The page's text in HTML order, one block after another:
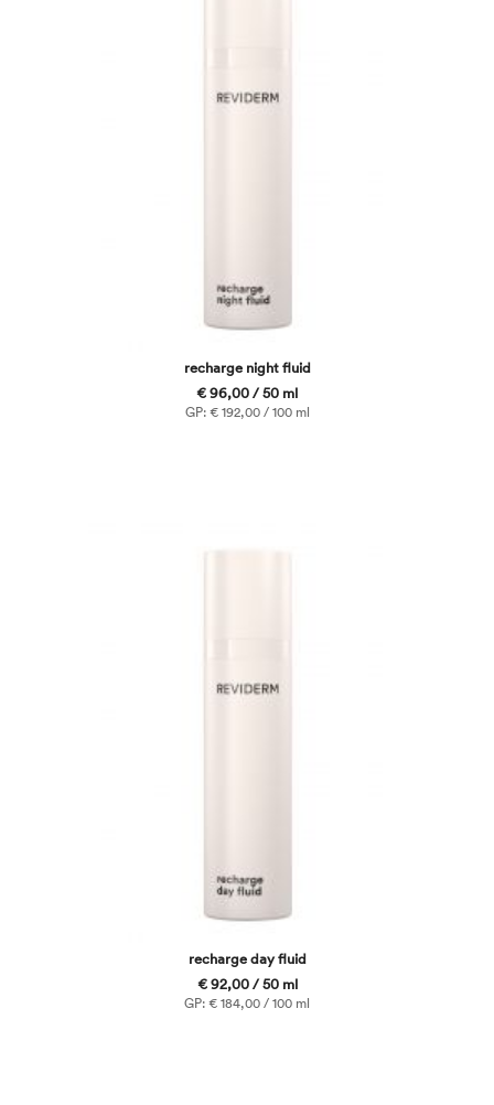
recharge night fluid
€ 96,00 / 50 ml
GP: € 192,00 / 100 ml
recharge day fluid
€ 92,00 / 50 ml
GP: € 184,00 / 100 ml